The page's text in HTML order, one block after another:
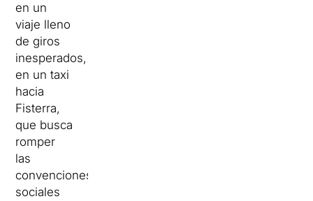
en un
viaje lleno
de giros
inesperados,
en un taxi
hacia
Fisterra,
que busca
romper
las
convenciones
sociales